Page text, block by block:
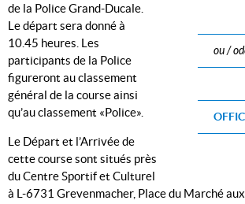
ou /
de la Police Grand-Ducale.
Le départ sera donné à
10.45 heures. Les
participants de la Police
figureront au classement
général de la course ainsi
qu’au classement «Police».
Le Départ et l’Arrivée de
cette course sont situés près
du Centre Sportif et Culturel
à L-6731 Grevenmacher, Place du Marché